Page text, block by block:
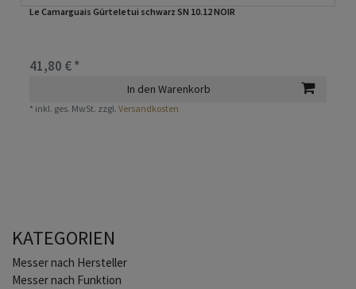
Le Camarguais Gürteletui schwarz SN 10.12 NOIR
41,80 € *
In den Warenkorb
* inkl. ges. MwSt. zzgl.Versandkosten
KATEGORIEN
Home
Messer nach Hersteller
Messer nach Funktion